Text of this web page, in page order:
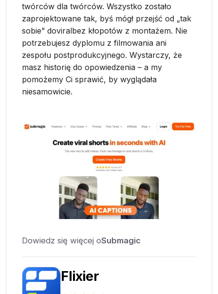
twórców dla twórców. Wszystko zostało
zaprojektowane tak, byś mógł przejść od „tak
sobie” doviralbez kłopotów z montażem. Nie
potrzebujesz dyplomu z filmowania ani
zespołu postprodukcyjnego. Wystarczy, że
masz historię do opowiedzenia – a my
pomożemy Ci sprawić, by wyglądała
niesamowicie.
Dowiedz się więcej oSubmagic
Flixier